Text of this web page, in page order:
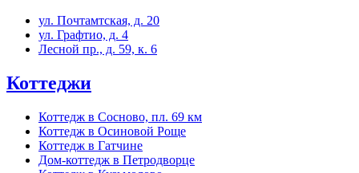
ул. Почтамтская, д. 20
ул. Графтио, д. 4
Лесной пр., д. 59, к. 6
Коттеджи
Коттедж в Сосново, пл. 69 км
Коттедж в Осиновой Роще
Коттедж в Гатчине
Дом-коттедж в Петродворце